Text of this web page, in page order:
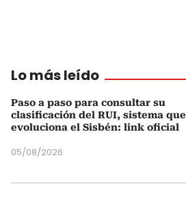
Lo más leído
Paso a paso para consultar su
clasificación del RUI, sistema que
evoluciona el Sisbén: link oficial
05/08/2026